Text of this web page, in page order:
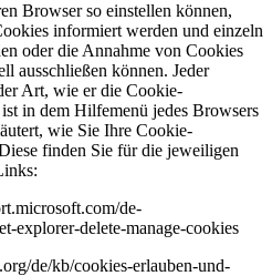
Browser so einstellen können,
informiert werden und einzeln
oder die Annahme von Cookies
ausschließen können. Jeder
Art, wie er die Cookie-
in dem Hilfemenü jedes Browsers
wie Sie Ihre Cookie-
finden Sie für die jeweiligen
de-
explorer-delete-manage-cookies
de/kb/cookies-erlauben-und-